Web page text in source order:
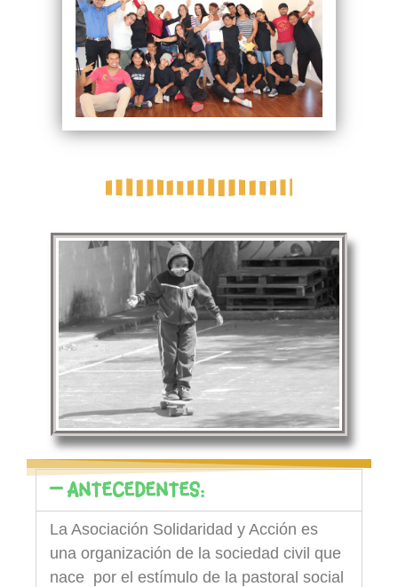
ANTECEDENTES:
La Asociación Solidaridad y Acción es
una organización de la sociedad civil que
nace por el estímulo de la pastoral social